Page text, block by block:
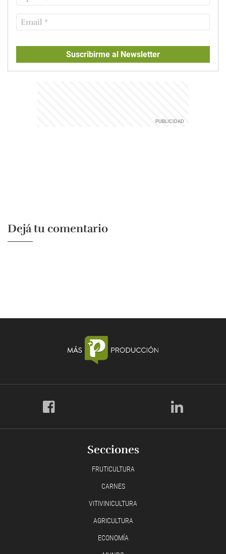
Suscribirme al Newsletter
Dejá tu comentario
Secciones
FRUTICULTURA
CARNES
VITIVINICULTURA
AGRICULTURA
ECONOMÍA